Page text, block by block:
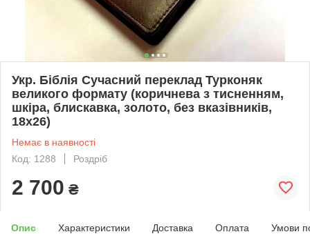
Укр. Біблія Сучасний переклад Турконяк
великого формату (коричнева з тисненням,
шкіра, блискавка, золото, без вказівників,
18х26)
Немає в наявності
Код: 1288
Роздріб
2 700 ₴
Опис Характеристики Доставка Оплата Умови